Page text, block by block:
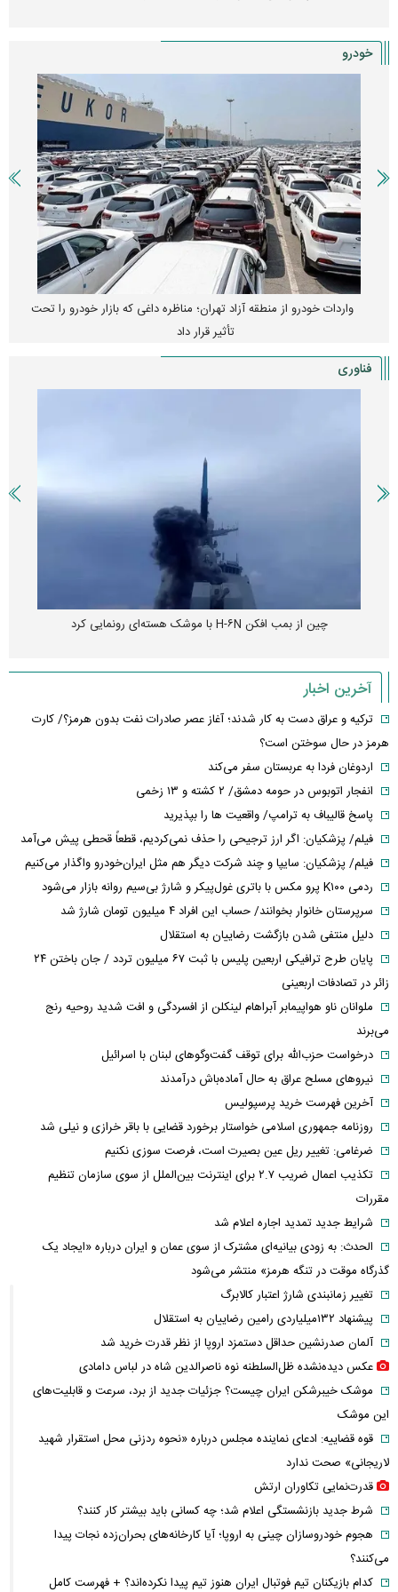
خودرو
واردات خودرو از منطقه آزاد تهران؛ مناظره داغی که بازار خودرو را تحت
تأثیر قرار داد
فناوری
چین از بمب افکن H-۶N با موشک هسته‌ای رونمایی کرد
آخرین اخبار
ترکیه و عراق دست به کار شدند؛ آغاز عصر صادرات نفت بدون هرمز؟/ کارت
هرمز در حال سوختن است؟
اردوغان فردا به عربستان سفر می‌کند
انفجار اتوبوس در حومه دمشق/ ۲ کشته و ۱۳ زخمی
پاسخ قالیباف به ترامپ/ واقعیت ها را بپذیرید
فیلم/ پزشکیان: اگر ارز ترجیحی را حذف نمی‌کردیم، قطعاً قحطی پیش می‌آمد
فیلم/ پزشکیان: سایپا و چند شرکت دیگر هم مثل ایران‌خودرو واگذار می‌کنیم
ردمی K۱۰۰ پرو مکس با باتری غول‌پیکر و شارژ بی‌سیم روانه بازار می‌شود
سرپرستان خانوار بخوانند/ حساب این افراد ۴ میلیون تومان شارژ شد
دلیل منتفی شدن بازگشت رضاییان به استقلال
پایان طرح ترافیکی اربعین پلیس با ثبت ۶۷ میلیون تردد / جان باختن ۲۴
زائر در تصادفات اربعینی
ملوانان ناو هواپیمابر آبراهام لینکلن از افسردگی و افت شدید روحیه رنج
می‌برند
درخواست حزب‌الله برای توقف گفت‌وگوهای لبنان با اسرائیل
نیروهای مسلح عراق به حال آماده‌باش درآمدند
آخرین فهرست خرید پرسپولیس
روزنامه جمهوری اسلامی خواستار برخورد قضایی با باقر خرازی و نیلی شد
ضرغامی: تغییر ریل عین بصیرت است، فرصت سوزی نکنیم
تکذیب اعمال ضریب ۲.۷ برای اینترنت بین‌الملل از سوی سازمان تنظیم
مقررات
شرایط جدید تمدید اجاره اعلام شد
الحدث: به زودی بیانیه‌ای مشترک از سوی عمان و ایران درباره «ایجاد یک
گذرگاه موقت در تنگه هرمز» منتشر می‌شود
تغییر زمانبندی‌ شارژ اعتبار کالابرگ
پیشنهاد ۱۳۲میلیاردی رامین رضاییان به استقلال
آلمان صدرنشین حداقل دستمزد اروپا از نظر قدرت خرید شد
عکس دیده‌نشده ظل‌السلطنه نوه ناصرالدین شاه در لباس دامادی
موشک خیبرشکن ایران چیست؟ جزئیات جدید از برد، سرعت و قابلیت‌های
این موشک
قوه قضاییه: ادعای نماینده مجلس درباره «نحوه ردزنی محل استقرار شهید
لاریجانی» صحت ندارد
قدرت‌نمایی تکاوران ارتش
شرط جدید بازنشستگی اعلام شد؛ چه کسانی باید بیشتر کار کنند؟
هجوم خودروسازان چینی به اروپا؛ آیا کارخانه‌های بحران‌زده نجات پیدا
می‌کنند؟
کدام بازیکنان تیم فوتبال ایران هنوز تیم پیدا نکرده‌اند؟ + فهرست کامل